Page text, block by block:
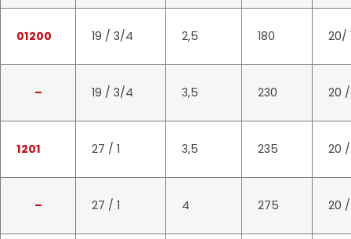
01200 19 / 3/4 2,5 180 20/
– 19 / 3/4 3,5 230 20 /
1201 27 / 1 3,5 235 20 /
– 27 / 1 4 275 20 /